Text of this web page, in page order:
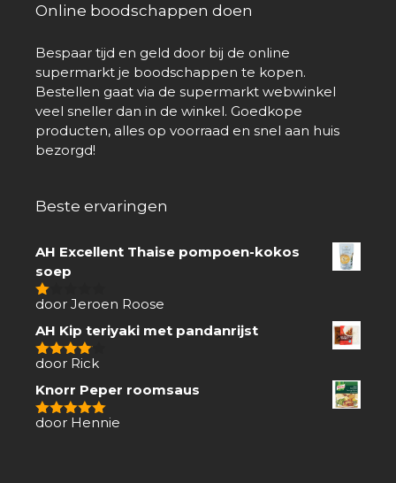
Online boodschappen doen
Bespaar tijd en geld door bij de online
supermarkt je boodschappen te kopen.
Bestellen gaat via de supermarkt webwinkel
veel sneller dan in de winkel. Goedkope
producten, alles op voorraad en snel aan huis
bezorgd!
Beste ervaringen
AH Excellent Thaise pompoen-kokos
soep
1
5
door Jeroen Roose
AH Kip teriyaki met pandanrijst
4van 5
door Rick
Knorr Peper roomsaus
5van 5
door Hennie